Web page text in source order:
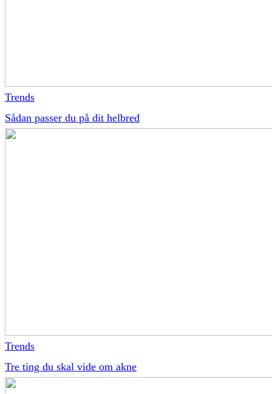
Trends
Sådan passer du på dit helbred
Trends
Tre ting du skal vide om akne